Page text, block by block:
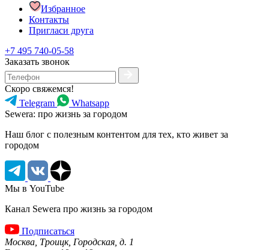
Избранное
Контакты
Пригласи друга
+7 495 740-05-58
Заказать звонок
Скоро свяжемся!
Telegram
Whatsapp
Sewera: про жизнь за городом
Наш блог c полезным контентом для тех, кто живет за
городом
Мы в YouTube
Канал Sewera про жизнь за городом
Подписаться
Москва, Троицк, Городская, д. 1